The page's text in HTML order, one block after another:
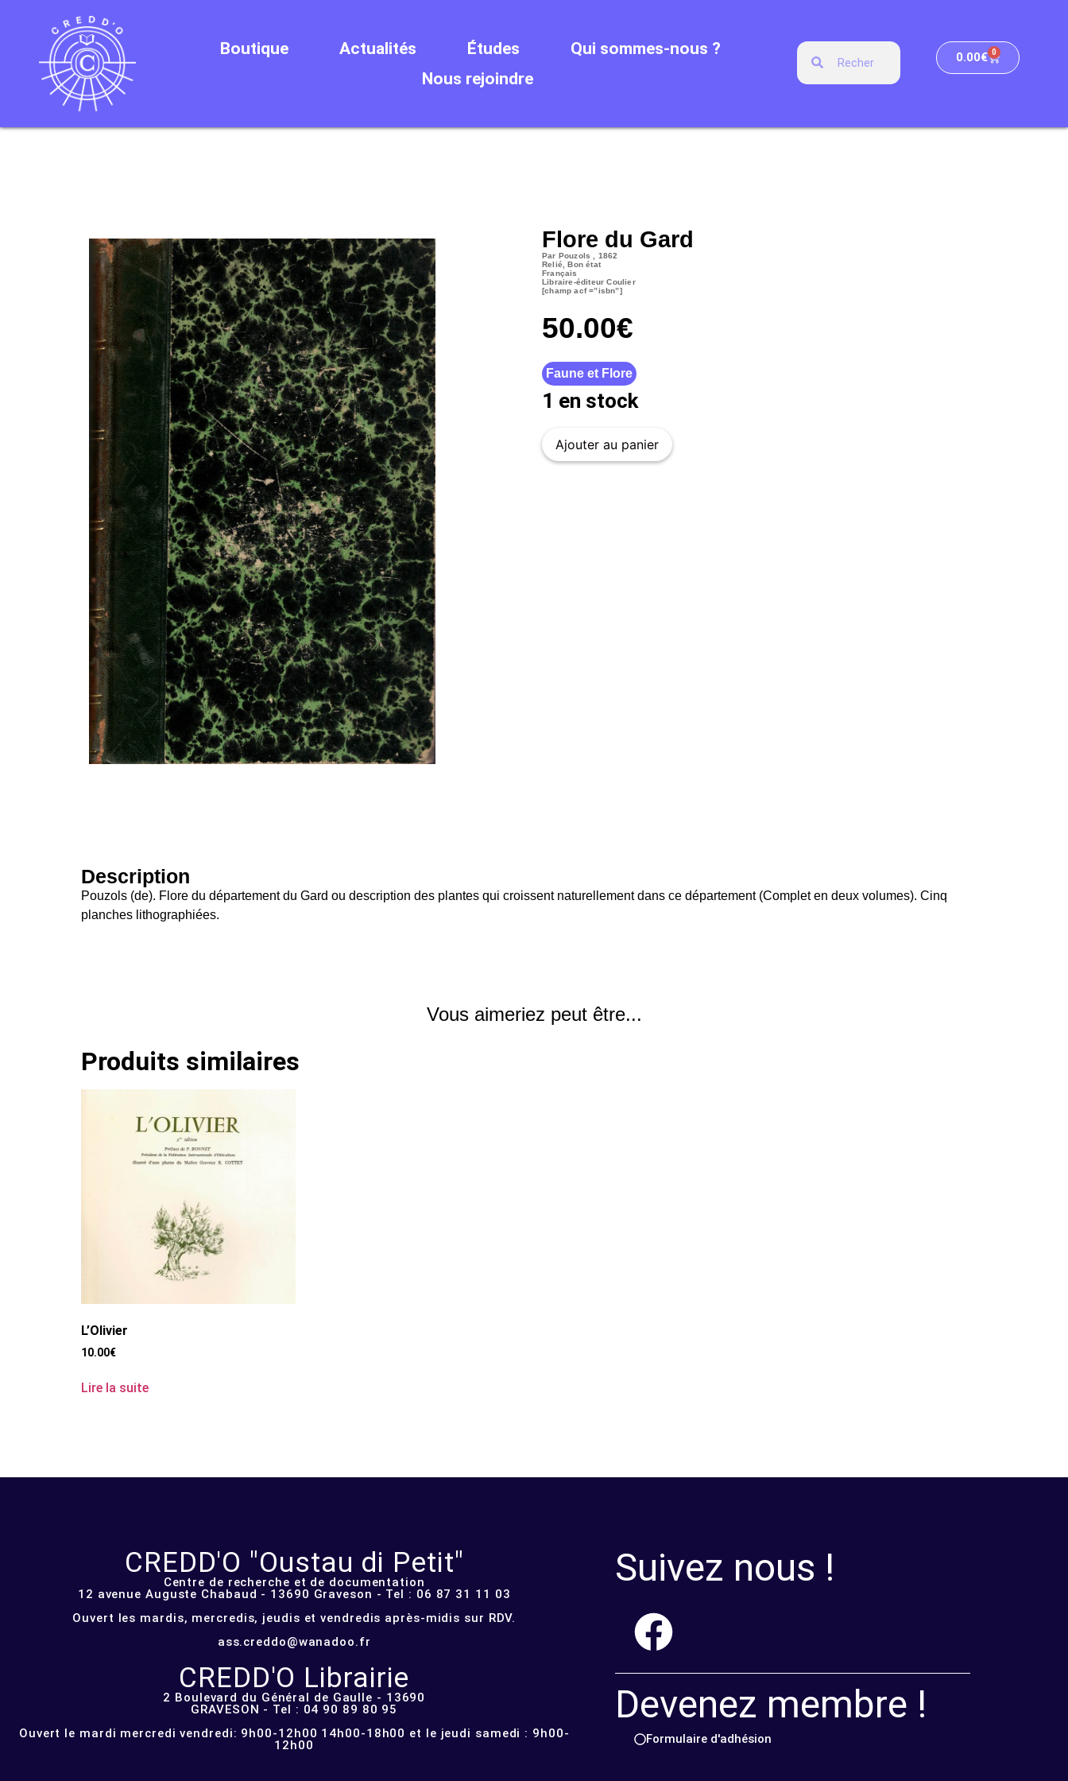
Boutique Actualités Études
Qui sommes-nous ?
Nous rejoindre
0.00€ 0
Flore du Gard
Par Pouzols , 1862
Relié, Bon état
Français
Libraire-éditeur Coulier
[champ acf=”isbn”]
50.00€
Faune et Flore
1 en stock
Ajouter au panier
Description
Pouzols (de). Flore du département du Gard ou description des plantes qui croissent naturellement dans ce département (Complet en deux volumes). Cinq
planches lithographiées.
Vous aimeriez peut être...
Produits similaires
L’Olivier
10.00€
Lire la suite
CREDD'O "Oustau di Petit"
Centre de recherche et de documentation
12 avenue Auguste Chabaud - 13690 Graveson - Tel : 06 87 31 11 03
Ouvert les mardis, mercredis, jeudis et vendredis après-midis sur RDV.
ass.creddo@wanadoo.fr
CREDD'O Librairie
2 Boulevard du Général de Gaulle - 13690
GRAVESON - Tel : 04 90 89 80 95
Ouvert le mardi mercredi vendredi: 9h00-12h00 14h00-18h00 et le jeudi samedi : 9h00-
12h00
Suivez nous !
Devenez membre !
Formulaire d'adhésion